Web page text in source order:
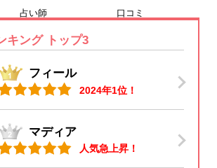
占い師 口コミ
キング トップ3
フィール
2024年1位！
マディア
人気急上昇！